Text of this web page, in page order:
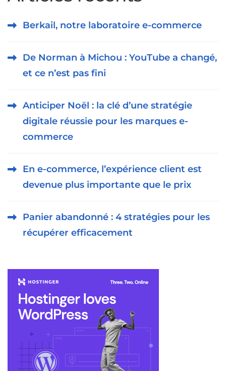
Berkail, notre laboratoire e-commerce
De Norman à Michou : YouTube a changé,
et ce n’est pas fini
Anticiper Noël : la clé d’une stratégie
digitale réussie pour les marques e-
commerce
En e-commerce, l’expérience client est
devenue plus importante que le prix
Panier abandonné : 4 stratégies pour les
récupérer efficacement